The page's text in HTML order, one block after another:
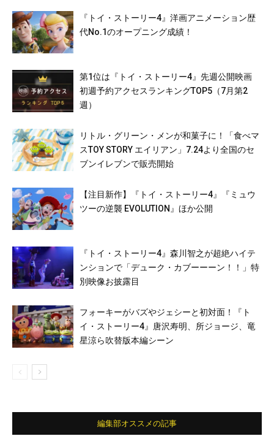
『トイ・ストーリー4』洋画アニメーション歴
代No.1のオープニング成績！
第1位は『トイ・ストーリー4』先週公開映画
初週予約アクセスランキングTOP5（7月第2
週）
リトル・グリーン・メンが和菓子に！「食べマ
スTOY STORY エイリアン」7.24より全国のセ
ブンイレブンで販売開始
【注目新作】『トイ・ストーリー4』『ミュウ
ツーの逆襲 EVOLUTION』ほか公開
『トイ・ストーリー4』森川智之が超絶ハイテ
ンションで「デューク・カブーーーン！！」特
別映像お披露目
フォーキーがバズやジェシーと初対面！『ト
イ・ストーリー4』唐沢寿明、所ジョージ、竜
星涼ら吹替版本編シーン
編集部オススメの記事